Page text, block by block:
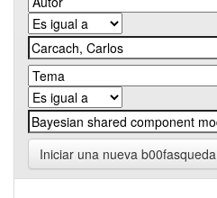
Iniciar una nueva b00fasqueda